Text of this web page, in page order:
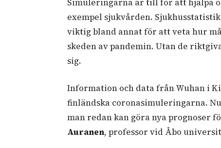
Simuleringarna är till för att hjälpa
exempel sjukvården.
viktig bland annat för att veta hur
skeden av pandemin. Utan de
sig.
Information och data från Wuhan i
finländska coronasimuleringarna.
man redan kan göra nya prognoser
Auranen, professor vid Åbo